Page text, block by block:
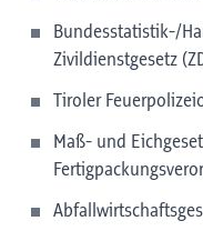
Bundesstatistik-/
Zivildienstgesetz
Tiroler
Maß- und